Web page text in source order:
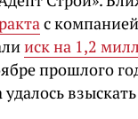
с
иск на 1,2
прошлого